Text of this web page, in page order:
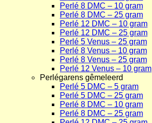
Perlé 8 DMC – 10 gram
Perlé 8 DMC – 25 gram
Perlé 12 DMC – 10 gram
Perlé 12 DMC – 25 gram
Perlé 5 Venus – 25 gram
Perlé 8 Venus – 10 gram
Perlé 8 Venus – 25 gram
Perlé 12 Venus – 10 gram
Perlégarens gêmeleerd
Perlé 5 DMC – 5 gram
Perlé 5 DMC – 25 gram
Perlé 8 DMC – 10 gram
Perlé 8 DMC – 25 gram